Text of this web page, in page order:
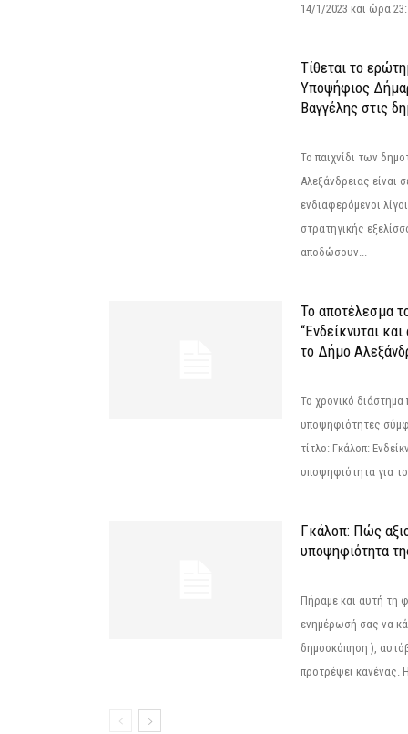
14/1/2023 και ώρα
Τίθεται το
Υποψήφιος
Βαγγέλης στις
Το παιχνίδι των
Αλεξάνδρειας είναι
ενδιαφερόμενοι
στρατηγικής
αποδώσουν...
Το αποτέλεσμα
“Ενδείκνυται
το Δήμο
Το χρονικό διάστημα
υποψηφιότητες
τίτλο: Γκάλοπ:
υποψηφιότητα για
Γκάλοπ: Πώς
υποψηφιότητα
Πήραμε και αυτή τη
ενημέρωσή σας να
δημοσκόπηση ),
προτρέψει κανένας.